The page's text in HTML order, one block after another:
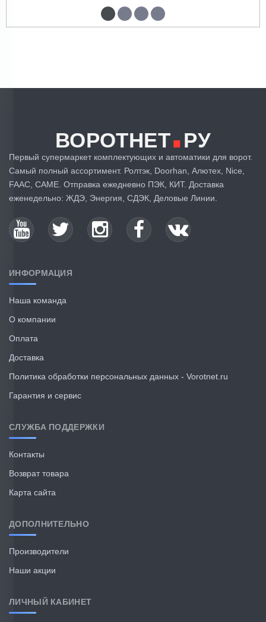
ВОРОТНЕТ.РУ
Первый супермаркет комплектующих и автоматики для ворот.
Самый полный ассортимент. Ролтэк, Doorhan, Алютех, Nice,
FAAC, CAME. Отправка ежедневно ПЭК, КИТ. Доставка
еженедельно: ЖДЭ, Энергия, СДЭК, Деловые Линии.
ИНФОРМАЦИЯ
Наша команда
О компании
Оплата
Доставка
Политика обработки персональных данных - Vorotnet.ru
Гарантия и сервис
СЛУЖБА ПОДДЕРЖКИ
Контакты
Возврат товара
Карта сайта
ДОПОЛНИТЕЛЬНО
Производители
Наши акции
ЛИЧНЫЙ КАБИНЕТ